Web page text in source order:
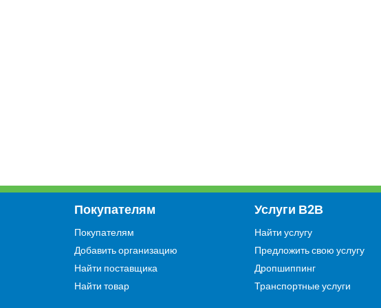
Покупателям
Покупателям
Добавить организацию
Найти поставщика
Найти товар
Услуги В2В
Найти услугу
Предложить свою услугу
Дропшиппинг
Транспортные услуги